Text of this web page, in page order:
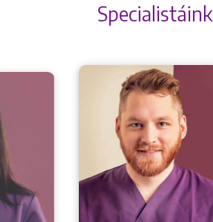
Specialistáink